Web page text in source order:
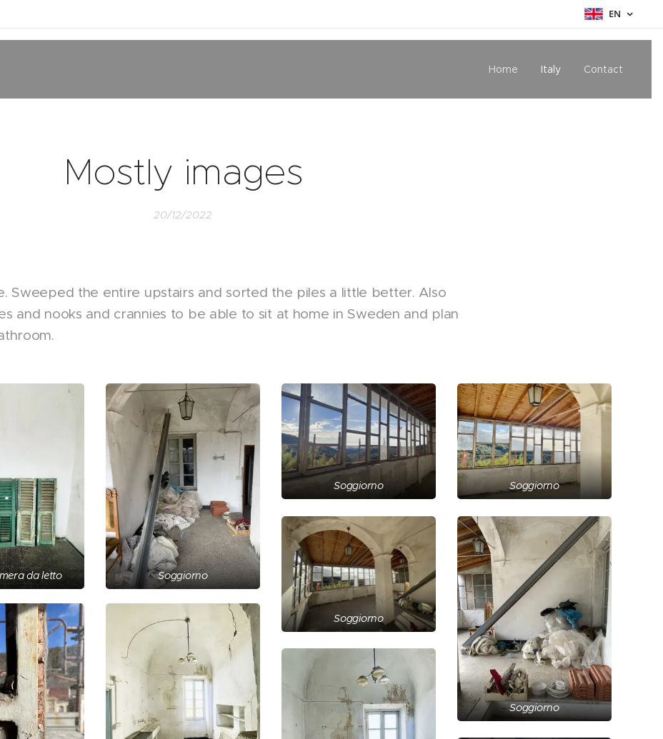
EN
Home Italy Contact
Mostly images
20/12/2022
Sweeped the entire upstairs and sorted the piles a little better. Also
and nooks and crannies to be able to sit at home in Sweden and plan
da letto Soggiorno
Soggiorno Soggiorno
Soggiorno
Soggiorno